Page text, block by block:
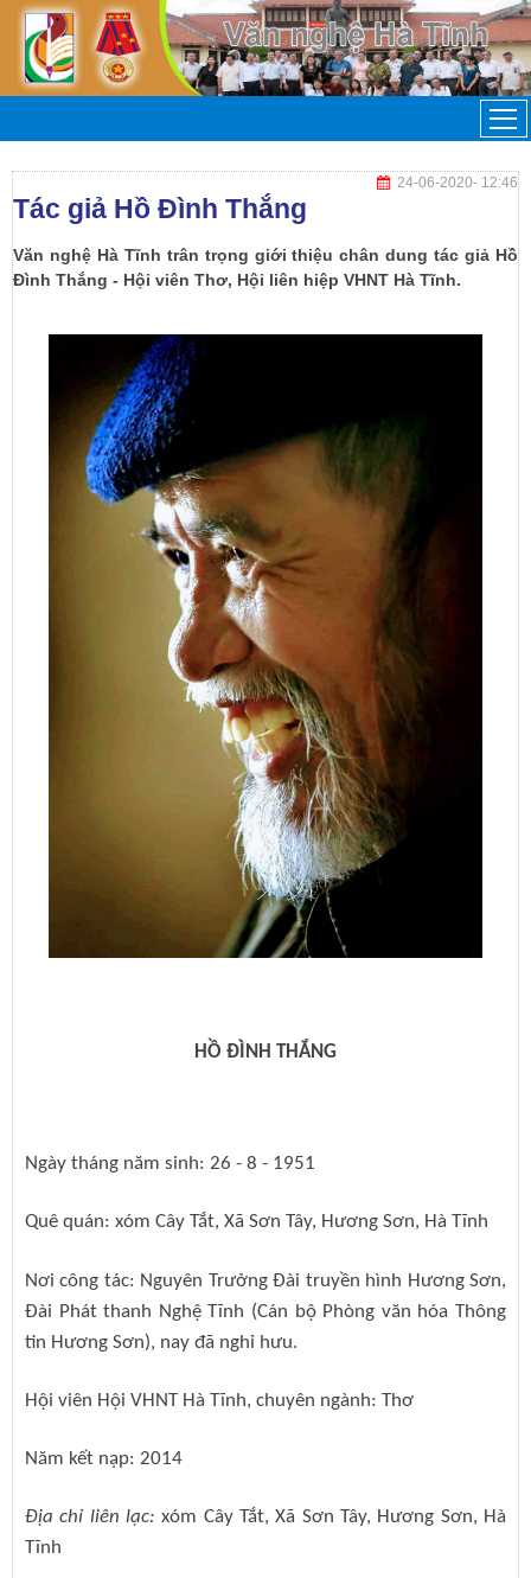
24-06-2020- 12:46
Tác giả Hồ Đình Thắng
Văn nghệ Hà Tĩnh trân trọng giới thiệu chân dung tác giả Hồ
Đình Thắng - Hội viên Thơ, Hội liên hiệp VHNT Hà Tĩnh.
HỒ ĐÌNH THẮNG
Ngày tháng năm sinh: 26 - 8 - 1951
Quê quán: xóm Cây Tắt, Xã Sơn Tây, Hương Sơn, Hà Tĩnh
Nơi công tác: Nguyên Trưởng Đài truyền hình Hương Sơn,
Đài Phát thanh Nghệ Tĩnh (Cán bộ Phòng văn hóa Thông
tin Hương Sơn), nay đã nghỉ hưu.
Hội viên Hội VHNT Hà Tĩnh, chuyên ngành: Thơ
Năm kết nạp: 2014
Địa chỉ liên lạc:xóm Cây Tắt, Xã Sơn Tây, Hương Sơn, Hà
Tĩnh